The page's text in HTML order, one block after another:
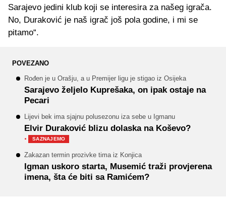
Sarajevo jedini klub koji se interesira za našeg igrača.
No, Duraković je naš igrač još pola godine, i mi se
pitamo“.
POVEZANO
Rođen je u Orašju, a u Premijer ligu je stigao iz Osijeka
Sarajevo željelo Kuprešaka, on ipak ostaje na
Pecari
Lijevi bek ima sjajnu polusezonu iza sebe u Igmanu
Elvir Duraković blizu dolaska na Koševo?
· SAZNAJEMO
Zakazan termin prozivke tima iz Konjica
Igman uskoro starta, Musemić traži provjerena
imena, šta će biti sa Ramićem?